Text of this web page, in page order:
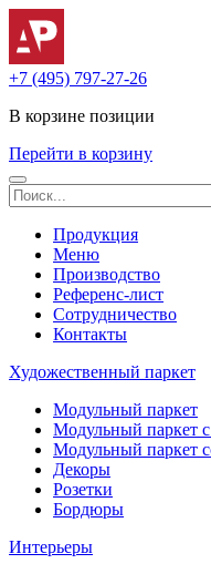
+7 (495) 797-27-26
В корзине позиции
Перейти в корзину
Продукция
Меню
Производство
Референс-лист
Сотрудничество
Контакты
Художественный паркет
Модульный паркет
Модульный паркет
Модульный паркет
Декоры
Розетки
Бордюры
Интерьеры